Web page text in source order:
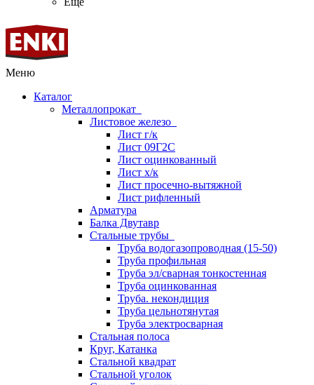
Меню
Каталог
Металлопрокат
Листовое железо
Лист г/к
Лист 09Г2С
Лист оцинкованный
Лист х/к
Лист просечно-вытяжной
Лист рифленный
Арматура
Балка Двутавр
Стальные трубы
Труба водогазопроводная (15-50)
Труба профильная
Труба эл/сварная тонкостенная
Труба оцинкованная
Труба. некондиция
Труба цельнотянутая
Труба электросварная
Стальная полоса
Круг, Катанка
Стальной квадрат
Стальной уголок